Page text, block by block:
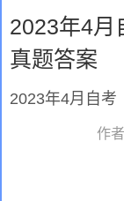
2023年4月
真题答案
2023年4月自考
作